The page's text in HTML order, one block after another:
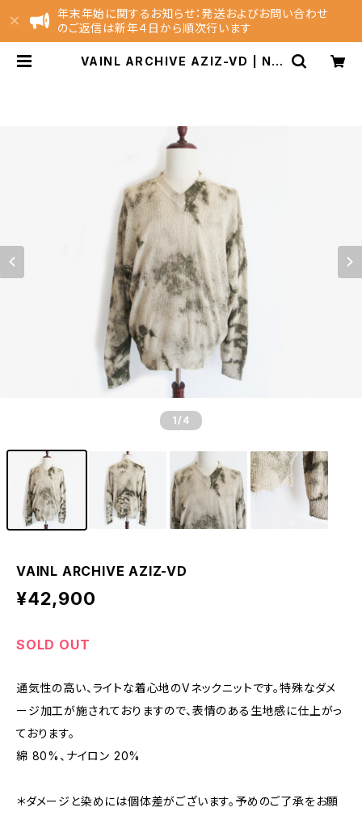
年末年始に関するお知らせ：発送およびお問い合わせ
のご返信は新年４日から順次行います
VAINL ARCHIVE AZIZ-VD | NE
1 /4
VAINL ARCHIVE AZIZ-VD
¥42,900
SOLD OUT
通気性の高い、ライトな着心地のVネックニットです。特殊なダメ
ージ加工が施されておりますので、表情のある生地感に仕上がっ
ております。
綿 80%、ナイロン 20%
＊ダメージと染めには個体差がございます。予めのご了承をお願